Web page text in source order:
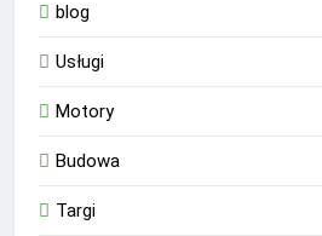
blog
Usługi
Motory
Budowa
Targi